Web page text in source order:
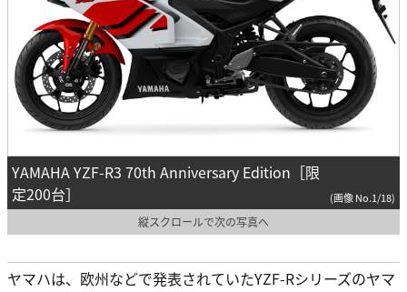
YAMAHA YZF-R3 70th Anniversary Edition［限
定200台］
(画像 No.1/18)
縦スクロールで次の写真へ
ヤマハは、欧州などで発表されていたYZF-Rシリーズのヤマ